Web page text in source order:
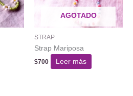
AGOTADO
STRAP
Strap Mariposa
$700 Leer más